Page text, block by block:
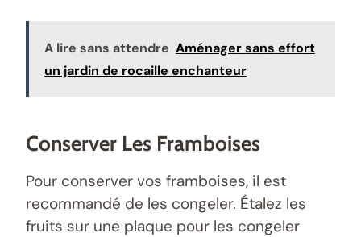
A lire sans attendre Aménager sans effort
un jardin de rocaille enchanteur
Conserver Les Framboises
Pour conserver vos framboises, il est
recommandé de les congeler. Étalez les
fruits sur une plaque pour les congeler